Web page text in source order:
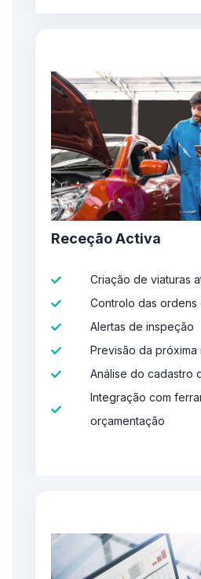
Receção Activa
Criação de viaturas
Controlo das
Alertas de inspeção
Previsão da próxima
Análise do cadastro
Integração com
orçamentação